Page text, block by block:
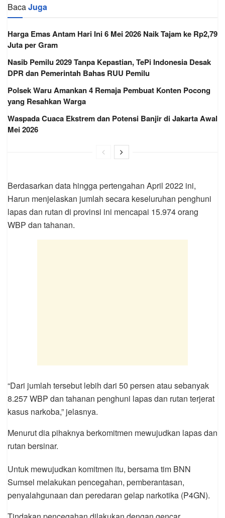
BacaJuga
Harga Emas Antam Hari Ini 6 Mei 2026 Naik Tajam ke Rp2,79
Juta per Gram
Nasib Pemilu 2029 Tanpa Kepastian, TePi Indonesia Desak
DPR dan Pemerintah Bahas RUU Pemilu
Polsek Waru Amankan 4 Remaja Pembuat Konten Pocong
yang Resahkan Warga
Waspada Cuaca Ekstrem dan Potensi Banjir di Jakarta Awal
Mei 2026
Berdasarkan data hingga pertengahan April 2022 ini,
Harun menjelaskan jumlah secara keseluruhan penghuni
lapas dan rutan di provinsi ini mencapai 15.974 orang
WBP dan tahanan.
“Dari jumlah tersebut lebih dari 50 persen atau sebanyak
8.257 WBP dan tahanan penghuni lapas dan rutan terjerat
kasus narkoba,” jelasnya.
Menurut dia pihaknya berkomitmen mewujudkan lapas dan
rutan bersinar.
Untuk mewujudkan komitmen itu, bersama tim BNN
Sumsel melakukan pencegahan, pemberantasan,
penyalahgunaan dan peredaran gelap narkotika (P4GN).